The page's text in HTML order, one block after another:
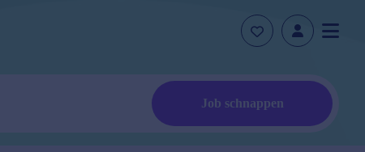
Job schnappen